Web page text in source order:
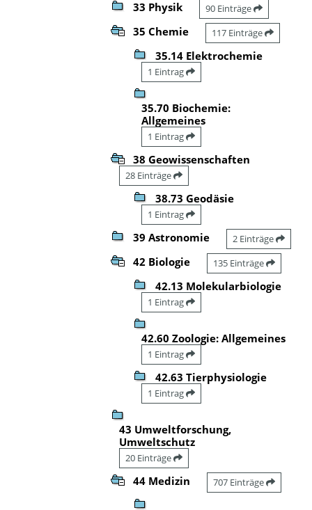
33 Physik 90 Einträge
35 Chemie 117 Einträge
35.14 Elektrochemie
1 Eintrag
35.70 Biochemie:
Allgemeines
1 Eintrag
38 Geowissenschaften
28 Einträge
38.73 Geodäsie
1 Eintrag
39 Astronomie 2 Einträge
42 Biologie 135 Einträge
42.13 Molekularbiologie
1 Eintrag
42.60 Zoologie: Allgemeines
1 Eintrag
42.63 Tierphysiologie
1 Eintrag
43 Umweltforschung,
Umweltschutz
20 Einträge
44 Medizin 707 Einträge